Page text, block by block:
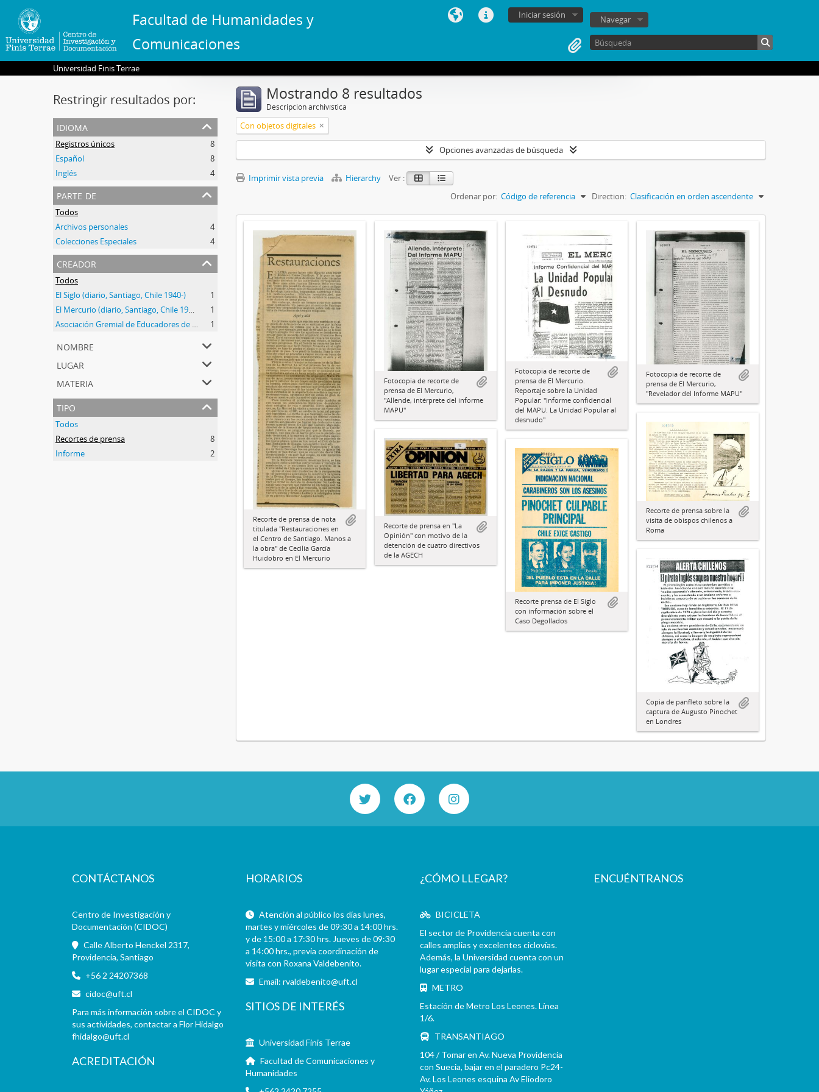
Facultad de Humanidades y
Comunicaciones
Iniciar sesión Navegar
Universidad Finis Terrae
Restringir resultados por:
idioma
Registros únicos
8
Español
8
Inglés
4
parte de
Todos
Archivos personales
4
Colecciones Especiales
4
creador
Todos
El Siglo (diario, Santiago, Chile 1940-)
1
El Mercurio (diario, Santiago, Chile 1900-)
1
Asociación Gremial de Educadores de Chile (1981-1987)
1
nombre
lugar
materia
tipo
Todos
Recortes de prensa
8
Informe
2
Mostrando 8 resultados
Descripción archivística
Con objetos digitales
Opciones avanzadas de búsqueda
Imprimir vista previa Hierarchy
Ver :
Ordenar por: Código de referencia Direction: Clasificación en orden ascendente
Recorte de prensa de nota
titulada "Restauraciones en
el Centro de Santiago. Manos a
la obra" de Cecilia García
Huidobro en El Mercurio
Fotocopia de recorte de
prensa de El Mercurio,
"Allende, intérprete del informe
MAPU"
Fotocopia de recorte de
prensa de El Mercurio.
Reportaje sobre la Unidad
Popular: "Informe confidencial
del MAPU. La Unidad Popular al
desnudo"
Fotocopia de recorte de
prensa de El Mercurio,
"Revelador del Informe MAPU"
Recorte de prensa sobre la
visita de obispos chilenos a
Roma
Recorte de prensa en "La
Opinión" con motivo de la
detención de cuatro directivos
de la AGECH
Recorte prensa de El Siglo
con información sobre el
Caso Degollados
Copia de panfleto sobre la
captura de Augusto Pinochet
en Londres
CONTÁCTANOS
Centro de Investigación y
Documentación (CIDOC)
Calle Alberto Henckel 2317,
Providencia, Santiago
+56 2 24207368
cidoc@uft.cl
Para más información sobre el CIDOC y
sus actividades, contactar a Flor Hidalgo
fhidalgo@uft.cl
ACREDITACIÓN
HORARIOS
Atención al público los días lunes,
martes y miércoles de 09:30 a 14:00 hrs.
y de 15:00 a 17:30 hrs. Jueves de 09:30
a 14:00 hrs., previa coordinación de
visita con Roxana Valdebenito.
Email:rvaldebenito@uft.cl
SITIOS DE INTERÉS
Universidad Finis Terrae
Facultad de Comunicaciones y
Humanidades
¿CÓMO LLEGAR?
BICICLETA
El sector de Providencia cuenta con
calles amplias y excelentes ciclovías.
Además, la Universidad cuenta con un
lugar especial para dejarlas.
METRO
Estación de Metro Los Leones. Línea
1/6.
TRANSANTIAGO
104 / Tomar en Av. Nueva Providencia
con Suecia, bajar en el paradero Pc24-
Av. Los Leones esquina Av Eliodoro
ENCUÉNTRANOS